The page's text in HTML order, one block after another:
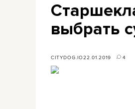
выбрать
CITYDOG.IO22.01.2019 4